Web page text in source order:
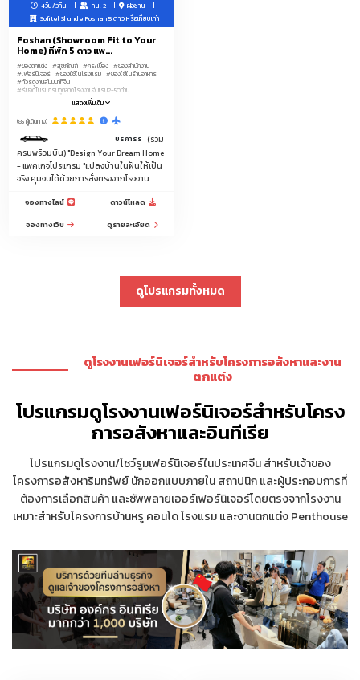
4วัน/3คืน คน: 2
ฝอซาน
Sofitel Shunde Foshan 5 ดาว หรือเทียบเท่า
Foshan (Showroom Fit to Your
Home) ที่พัก 5 ดาว แพ...
#ของตกแต่ง #สุขภัณฑ์ #กระเบื้อง #ของสำนักงาน
#เฟอร์นิเจอร์ #ของใช้ในโรงแรม #ของใช้ในร้านอาหาร
#ทัวร์ดูงานสัมมนาที่จีน
#รับจัดโปรแกรมดูตลาดโรงงานจีนเริ่ม2-50ท่าน
แสดงเพิ่มเติม
(85 ผู้เดินทาง)
บริการรถลีมูซีนพร้อมคนขับรถ ระหว่างสนามบินกวางโจว-โรงแรม 5ดาวฝอซานรวม 2 เ
(รวม
ครบพร้อมบิน) "Design Your Dream Home
- แพคเกจโปรแกรม "แปลงบ้านในฝันให้เป็น
จริง คุมงบได้ด้วยการสั่งตรงจากโรงงาน
จองทางไลน์
ดาวน์โหลด
จองทางเว็บ
ดูรายละเอียด
ดูโปรแกรมทั้งหมด
ดูโรงงานเฟอร์นิเจอร์สำหรับโครงการอสังหาและงาน
ตกแต่ง
โปรแกรมดูโรงงานเฟอร์นิเจอร์สำหรับโครง
การอสังหาและอินทีเรีย
โปรแกรมดูโรงงาน/โชว์รูมเฟอร์นิเจอร์ในประเทศจีน สำหรับเจ้าของ
โครงการอสังหาริมทรัพย์ นักออกแบบภายใน สถาปนิก และผู้ประกอบการที่
ต้องการเลือกสินค้า และซัพพลายเออร์เฟอร์นิเจอร์โดยตรงจากโรงงาน
เหมาะสำหรับโครงการบ้านหรู คอนโด โรงแรม และงานตกแต่ง Penthouse